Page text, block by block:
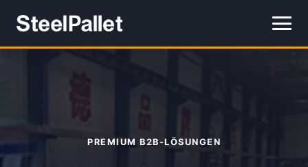
PREMIUM B2B-LÖSUNGEN